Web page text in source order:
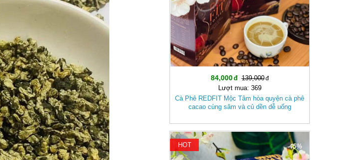
84,000
139,000
Lượt mua: 369
Cà Phê REDFIT Mộc Tâm hòa quyện cà phê
cacao cùng sâm và củ dền dễ uống
-45%
HOT